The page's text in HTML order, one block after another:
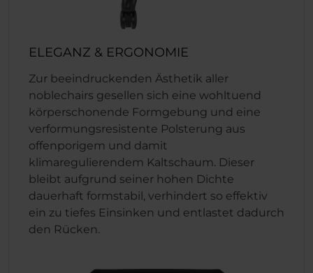
ELEGANZ & ERGONOMIE
Zur beeindruckenden Ästhetik aller
noblechairs gesellen sich eine wohltuend
körperschonende Formgebung und eine
verformungsresistente Polsterung aus
offenporigem und damit
klimaregulierendem Kaltschaum. Dieser
bleibt aufgrund seiner hohen Dichte
dauerhaft formstabil, verhindert so effektiv
ein zu tiefes Einsinken und entlastet dadurch
den Rücken.